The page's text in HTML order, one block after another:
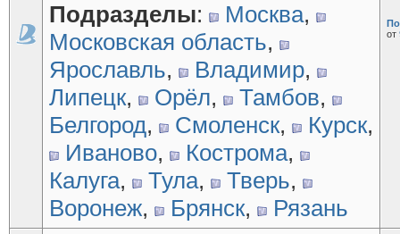
Подразделы: Москва,
Московская область,
Ярославль, Владимир,
Липецк, Орёл, Тамбов,
Белгород, Смоленск, Курск,
Иваново, Кострома,
Калуга, Тула, Тверь,
Воронеж, Брянск, Рязань
от